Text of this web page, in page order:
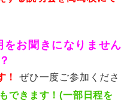
お聞きになりません
！ ぜひ一度ご参加くださ
できます！(一部日程を